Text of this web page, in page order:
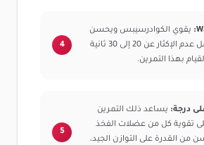
يقوي الكوادرسيبس ويحسن
من ثباته، ويفضل عدم الإكثار عن 20 إلى 30 ثانية
بهذا التمرين.
درجة: يساعد ذلك التمرين
تقوية كل من عضلات الفخذ
من القدرة على التوازن الجيد،